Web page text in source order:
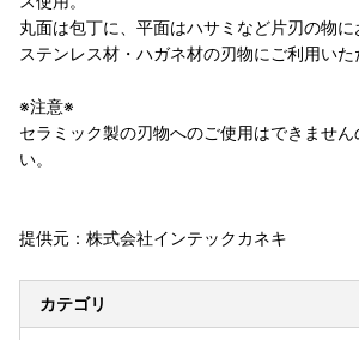
丸面は包丁に、平面はハサミなど片刃の物に
ステンレス材・ハガネ材の刃物にご利用いた
※注意※
セラミック製の刃物へのご使用はできません
い。
提供元：株式会社インテックカネキ
カテゴリ